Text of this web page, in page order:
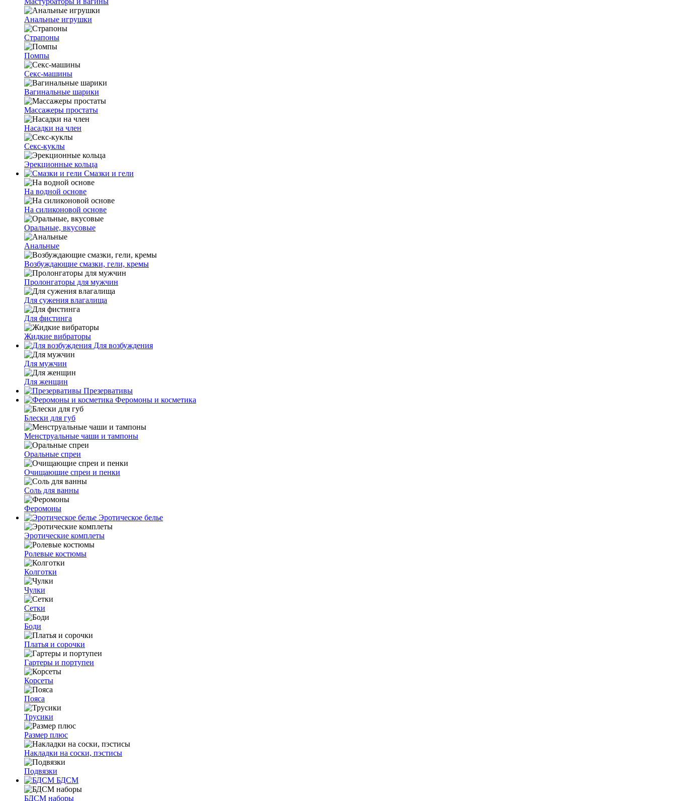
Анальные игрушки
Страпоны
Помпы
Секс-машины
Вагинальные шарики
Массажеры простаты
Насадки на член
Секс-куклы
Эрекционные кольца
Смазки и гели
На водной основе
На силиконовой основе
Оральные, вкусовые
Анальные
Возбуждающие смазки, гели, кремы
Пролонгаторы для мужчин
Для сужения влагалища
Для фистинга
Жидкие вибраторы
Для возбуждения
Для мужчин
Для женщин
Презервативы
Феромоны и косметика
Блески для губ
Менструальные чаши и тампоны
Оральные спреи
Очищающие спреи и пенки
Соль для ванны
Феромоны
Эротическое белье
Эротические комплеты
Ролевые костюмы
Колготки
Чулки
Сетки
Боди
Платья и сорочки
Гартеры и портупеи
Корсеты
Пояса
Трусики
Размер плюс
Накладки на соски, пэстисы
Подвязки
БДСМ
БДСМ наборы